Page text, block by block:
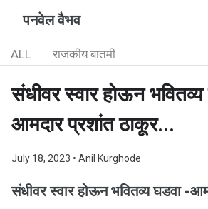
पनवेल वैभव
ALL राजकीय बातमी
संधीवर स्वार होऊन
आमदार प्रशांत ठाकूर...
July 18, 2023 • Anil Kurghode
संधीवर स्वार होऊन भवितव्य घडवा -